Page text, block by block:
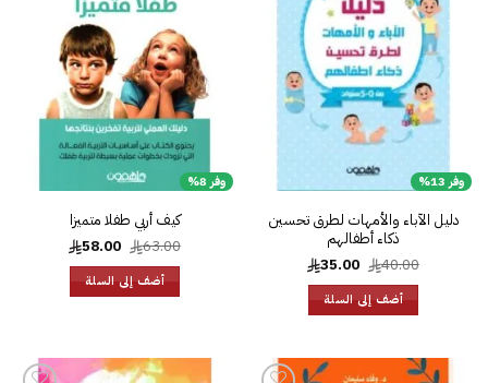
وفر 13%
دليل الآباء والأمهات لطرق تحسين
ذكاء أطفالهم
40.00
السعر
الأصلي
هو:
40.00.
35.00 السعر
الحالي
هو: أضف إلى السلة
وفر 8%
كيف أربي طفلا متميزا
63.00
السعر
الأصلي
هو:
63.00.
58.00 السعر
الحالي
هو: أضف إلى السلة